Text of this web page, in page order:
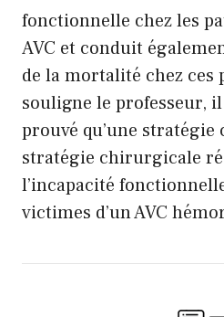
fonctionnelle chez les
AVC et conduit
de la mortalité chez ces
souligne le professeur,
prouvé qu’une
stratégie chirurgicale
l’incapacité
victimes d’un AVC